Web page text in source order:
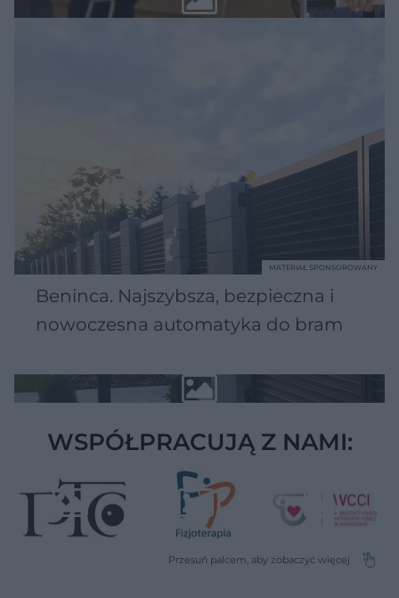
Beninca. Najszybsza, bezpieczna i
nowoczesna automatyka do bram
MATERIAŁ SPONSOROWANY
WSPÓŁPRACUJĄ Z NAMI: